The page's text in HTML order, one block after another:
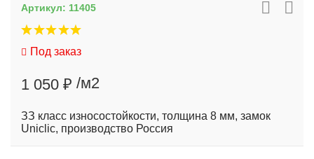
Артикул: 11405
Под заказ
1 050 ₽ /м2
ЗЗ класс износостойкости, толщина 8 мм, замок
Uniclic, производство Россия